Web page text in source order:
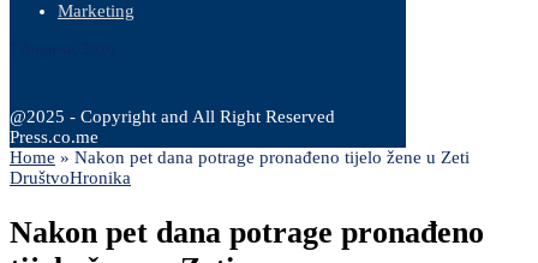
Marketing
@2025 - Copyright and All Right Reserved
Press.co.me
Home » Nakon pet dana potrage pronađeno tijelo žene u Zeti
DruštvoHronika
Nakon pet dana potrage pronađeno